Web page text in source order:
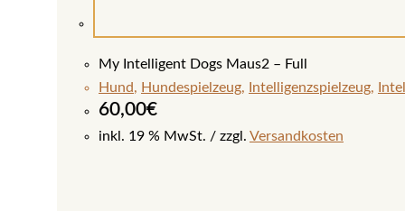
My Intelligent Dogs Maus2 – Full
Hund, Hundespielzeug, Intelligenzspielzeug,
60,00€
inkl. 19 % MwSt. zzgl. Versandkosten